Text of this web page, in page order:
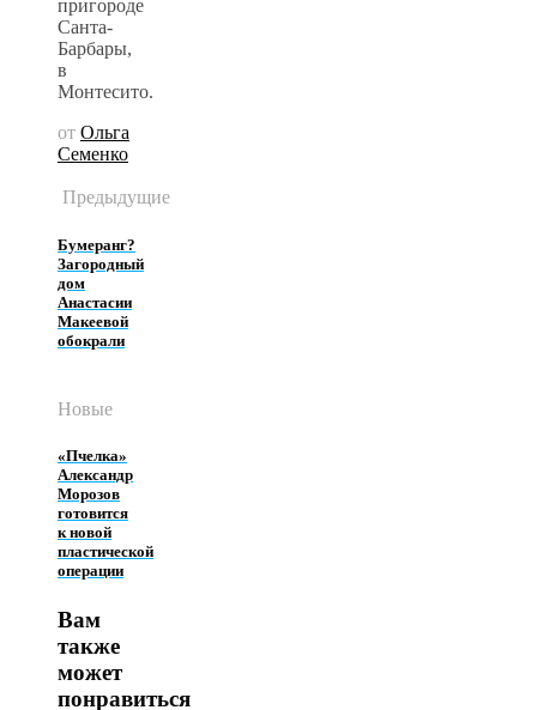
пригороде
Санта-
Барбары,
в
Монтесито.
от Ольга
Семенко
Предыдущие
Бумеранг?
Загородный
дом
Анастасии
Макеевой
обокрали
Новые
«Пчелка»
Александр
Морозов
готовится
к новой
пластической
операции
Вам
также
может
понравиться